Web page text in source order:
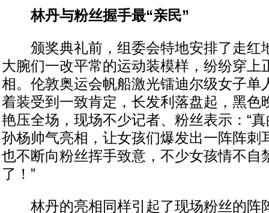
林丹与粉丝握手最“亲民”
颁奖典礼前，组委会特地安排了走红
大腕们一改平常的运动装模样，纷纷穿上
相。伦敦奥运会帆船激光镭迪尔级女子单
着装受到一致肯定，长发利落盘起，黑色
艳压全场，现场不少记者、粉丝表示：“
孙杨帅气亮相，让女孩们爆发出一阵阵刺
也不断向粉丝挥手致意，不少女孩情不自
了！”
林丹的亮相同样引起了现场粉丝的阵